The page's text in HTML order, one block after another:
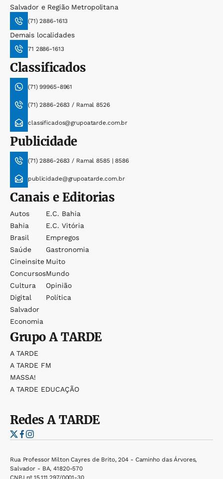
Salvador e Região Metropolitana
(71) 2886-1613
Demais localidades
71 2886-1613
Classificados
(71) 99965-8961
(71) 2886-2683 / Ramal 8526
classificados@grupoatarde.com.br
Publicidade
(71) 2886-2683 / Ramal 8585 | 8586
publicidade@grupoatarde.com.br
Canais e Editorias
Autos
Bahia
Brasil
Saúde
Cineinsite
Concursos
Cultura
Digital
Salvador
Economia
E.c. Bahia
E.c. Vitória
Empregos
Gastronomia
Muito
Mundo
Opinião
Política
GrupoA TARDE
A TARDE
A TARDE FM
MASSA!
A TARDE EDUCAÇÃO
RedesA TARDE
Rua Professor Milton Cayres de Brito, 204 - Caminho das Árvores,
Salvador - BA, 41820-570
CNPJ nº 15.111.297/0001-30